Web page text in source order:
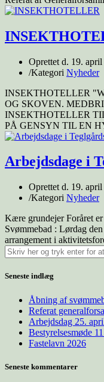
Oprettet d. 19.
/Kategori Nyheder
INSEKTHOTELLER
OG SKOVEN.
INSEKTHOTELLER
PÅ GENSYN TIL EN
Arbejdsdage i
Oprettet d. 19.
/Kategori Nyheder
Kære grundejer Foråret
Svømmebad : Lørdag
arrangement i
Seneste indlæg
Åbning af
Referat
Arbejdsdag 25.
Bestyrelsesmøde
Fastelavn 2026
Seneste kommentarer